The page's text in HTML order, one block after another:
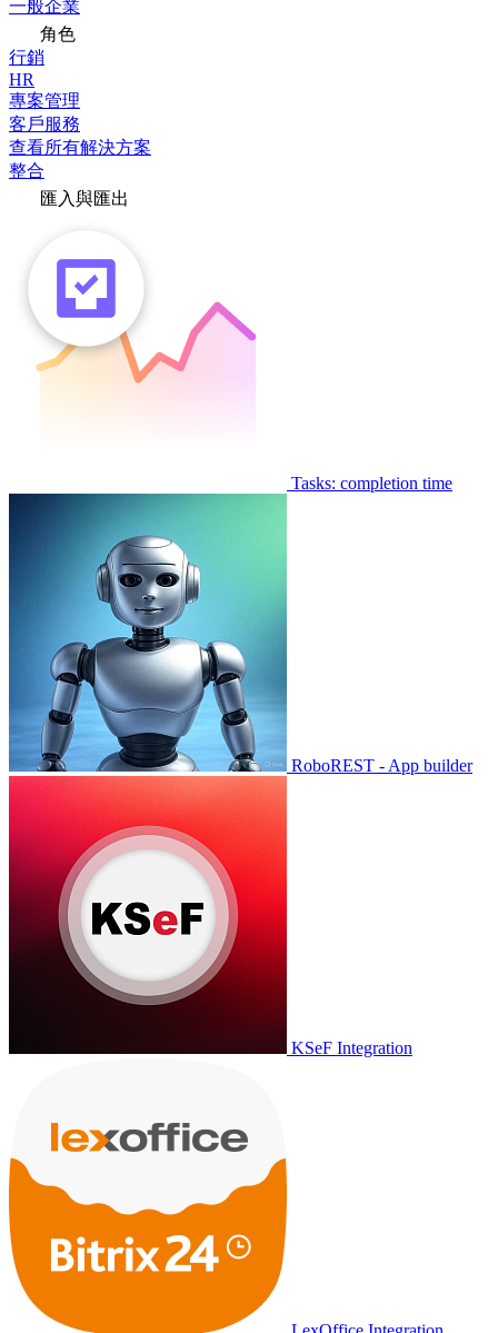
一般企業
角色
行銷
HR
專案管理
客戶服務
查看所有解決方案
整合
匯入與匯出
Tasks: completion time
RoboREST - App builder
KSeF Integration